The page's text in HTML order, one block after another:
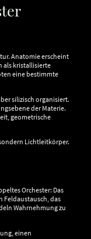
Anatomie erscheint
als kristallisierte
eine bestimmte
silizisch organisiert.
der Materie.
geometrische
Lichtleitkörper.
Orchester: Das
Feldaustausch, das
Wahrnehmung zu
einen